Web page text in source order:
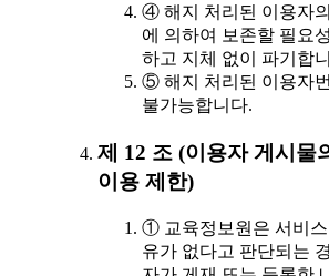
④ 해지 처리된 이용자
에 의하여 보존할 필요
하고 지체 없이 파기합
⑤ 해지 처리된 이용자
불가능합니다.
제 12 조 (이용자 게시물
이용 제한)
① 교육정보원은 서비스
유가 없다고 판단되는